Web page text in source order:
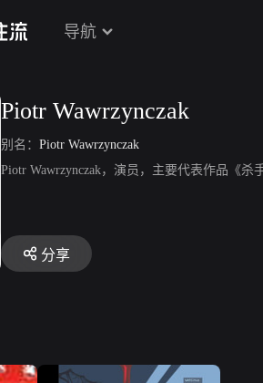
导航
Piotr Wawrzynczak
别名： Piotr Wawrzynczak
Piotr Wawrzynczak，演员，主要代表作品《杀
分享